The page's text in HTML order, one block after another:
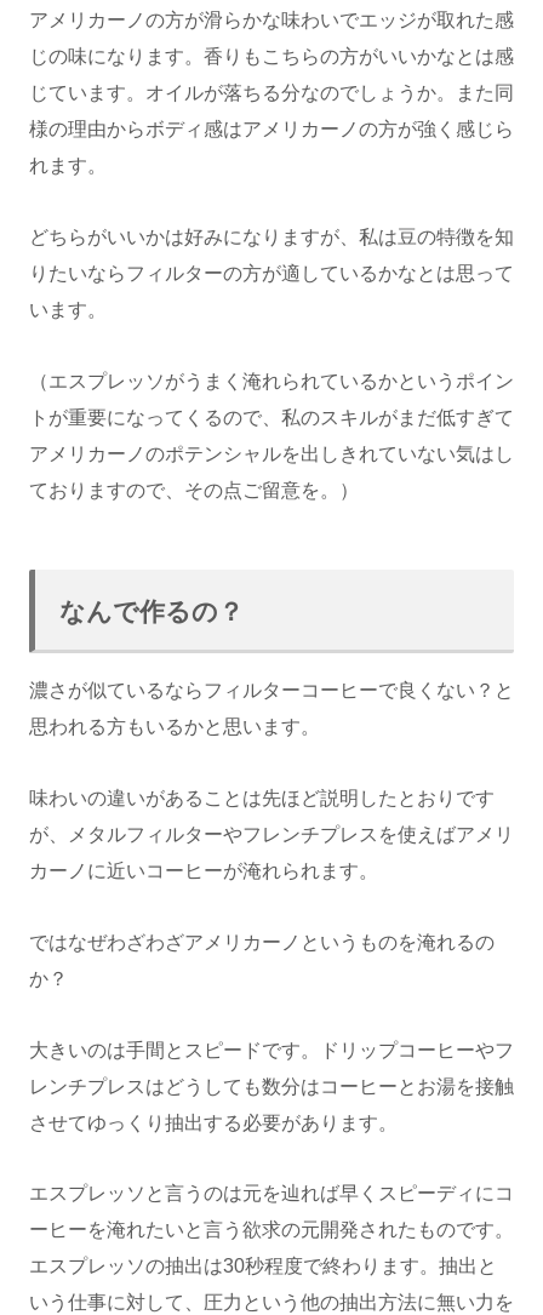
アメリカーノの方が滑らかな味わいでエッジが取れた感
じの味になります。香りもこちらの方がいいかなとは感
じています。オイルが落ちる分なのでしょうか。また同
様の理由からボディ感はアメリカーノの方が強く感じら
れます。
どちらがいいかは好みになりますが、私は豆の特徴を知
りたいならフィルターの方が適しているかなとは思って
います。
（エスプレッソがうまく淹れられているかというポイン
トが重要になってくるので、私のスキルがまだ低すぎて
アメリカーノのポテンシャルを出しきれていない気はし
ておりますので、その点ご留意を。）
なんで作るの？
濃さが似ているならフィルターコーヒーで良くない？と
思われる方もいるかと思います。
味わいの違いがあることは先ほど説明したとおりです
が、メタルフィルターやフレンチプレスを使えばアメリ
カーノに近いコーヒーが淹れられます。
ではなぜわざわざアメリカーノというものを淹れるの
か？
大きいのは手間とスピードです。ドリップコーヒーやフ
レンチプレスはどうしても数分はコーヒーとお湯を接触
させてゆっくり抽出する必要があります。
エスプレッソと言うのは元を辿れば早くスピーディにコ
ーヒーを淹れたいと言う欲求の元開発されたものです。
エスプレッソの抽出は30秒程度で終わります。抽出と
いう仕事に対して、圧力という他の抽出方法に無い力を